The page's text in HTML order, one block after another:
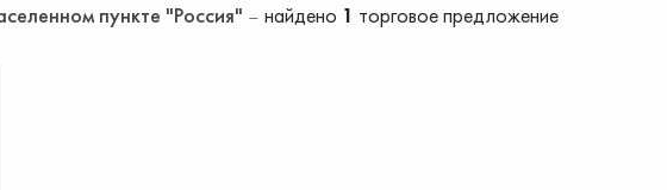
пункте "Россия" найдено 1 торговое предложение